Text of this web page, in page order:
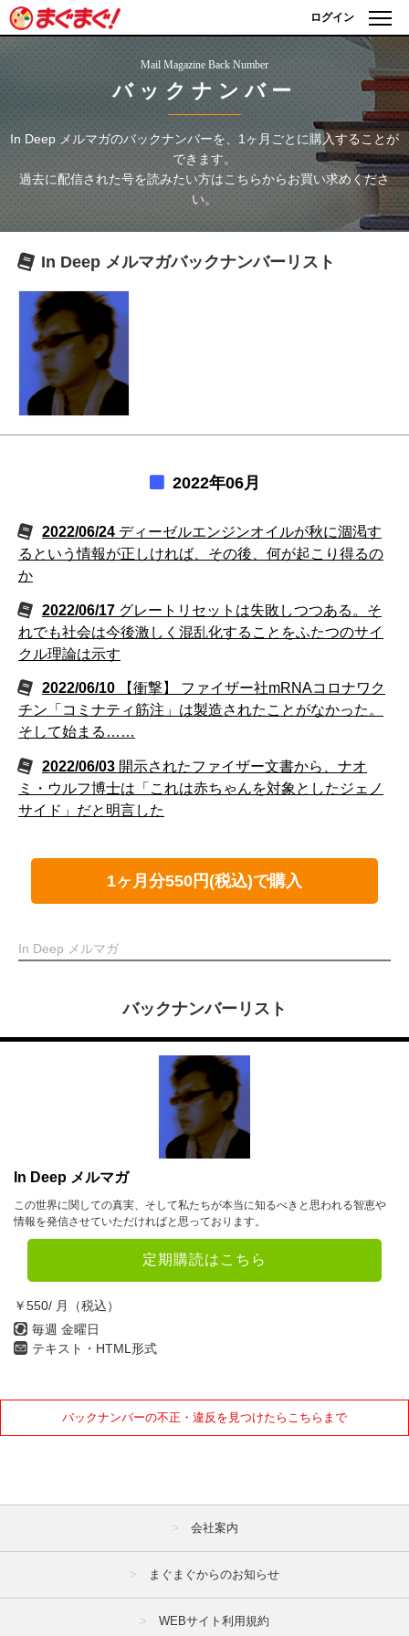
ログイン
Mail Magazine Back Number
バックナンバー
In Deep メルマガのバックナンバーを、1ヶ月ごとに購入することが
できます。
過去に配信された号を読みたい方はこちらからお買い求めくださ
い。
In Deep メルマガバックナンバーリスト
2022年06月
2022/06/24 ディーゼルエンジンオイルが秋に涸渇す
るという情報が正しければ、その後、何が起こり得るの
か
2022/06/17 グレートリセットは失敗しつつある。そ
れでも社会は今後激しく混乱化することをふたつのサイ
クル理論は示す
2022/06/10
【衝撃】 ファイザー社mRNAコロナワク
チン「コミナティ筋注」は製造されたことがなかった。
そして始まる……
2022/06/03 開示されたファイザー文書から、ナオ
ミ・ウルフ博士は「これは赤ちゃんを対象としたジェノ
サイド」だと明言した
1ヶ月分550円(税込)で購入
In Deep メルマガ
バックナンバーリスト
In Deep メルマガ
この世界に関しての真実、そして私たちが本当に知るべきと思われる智恵や
情報を発信させていただければと思っております。
定期購読はこちら
￥550/ 月（税込）
毎週 金曜日
テキスト・HTML形式
バックナンバーの不正・違反を見つけたらこちらまで
会社案内
まぐまぐからのお知らせ
WEBサイト利用規約